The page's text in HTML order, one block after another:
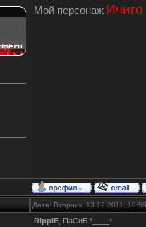
Мой персонаж
Дата: Вторник, 13.12.2011,
RipplE , ПаСиБ *____*